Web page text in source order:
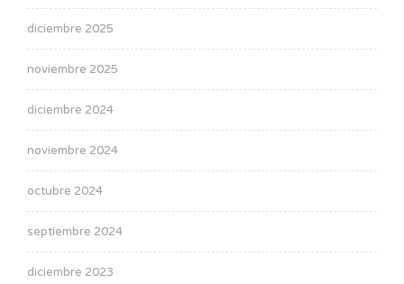
diciembre 2025
noviembre 2025
diciembre 2024
noviembre 2024
octubre 2024
septiembre 2024
diciembre 2023